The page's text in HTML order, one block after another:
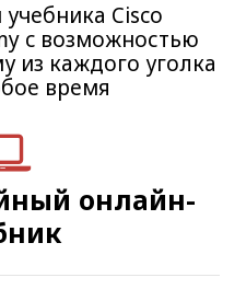
Cisco
c возможностью
из каждого уголка
время
онлайн-